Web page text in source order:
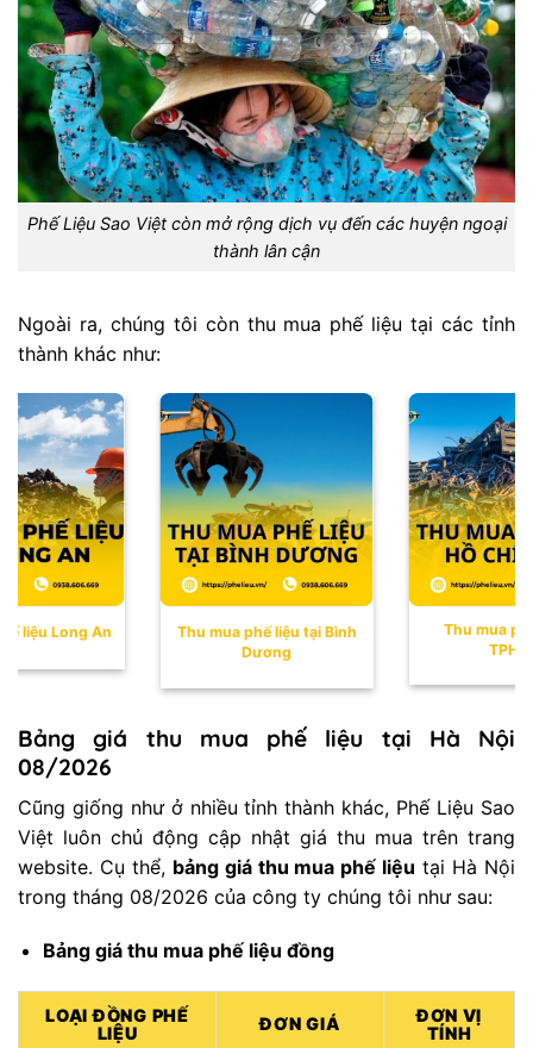
Phế Liệu Sao Việt còn mở rộng dịch vụ đến các huyện ngoại
thành lân cận
Ngoài ra, chúng tôi còn thu mua phế liệu tại các tỉnh
thành khác như:
Thu mua phế
Nai
liệu tại Bình
Thu mua phế liệu tại
TPHCM
Bảng giá thu mua phế liệu tại Hà Nội
08/2026
Cũng giống như ở nhiều tỉnh thành khác, Phế Liệu Sao
Việt luôn chủ động cập nhật giá thu mua trên trang
website. Cụ thể, bảng giá thu mua phế liệu tại Hà Nội
trong tháng 08/2026 của công ty chúng tôi như sau:
Bảng giá thu mua phế liệu đồng
LOẠI ĐỒNG PHẾ
LIỆU
ĐƠN GIÁ
ĐƠN VỊ
TÍNH